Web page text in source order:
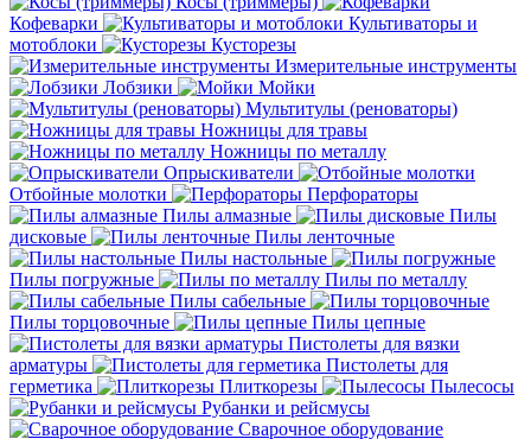
Кофеварки
Культиваторы и
мотоблоки
Кусторезы
Измерительные инструменты
Лобзики
Мойки
Мультитулы (реноваторы)
Ножницы для травы
Ножницы по металлу
Опрыскиватели
Отбойные молотки
Перфораторы
Пилы алмазные
Пилы
дисковые
Пилы ленточные
Пилы настольные
Пилы погружные
Пилы по металлу
Пилы сабельные
Пилы торцовочные
Пилы цепные
Пистолеты для вязки
арматуры
Пистолеты для
герметика
Плиткорезы
Пылесосы
Рубанки и рейсмусы
Сварочное оборудование